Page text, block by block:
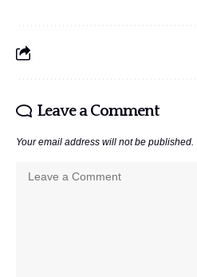
Leave a Comment
Your email address will not be published.